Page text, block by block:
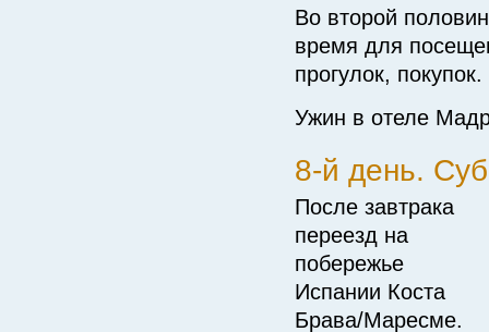
Во второй
время для
прогулок, покупок.
Ужин в отеле
8-й день.
После завтрака
переезд на
побережье
Испании Коста
Брава/Маресме.